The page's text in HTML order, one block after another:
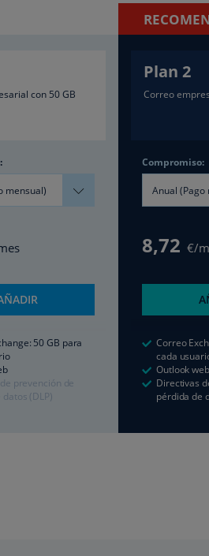
con 50 GB
mensual)
50 GB para
prevención de
(DLP)
Plan 2
Correo
Compromiso:
Anual (Pago
8,72 €/
Correo
cada
Outlook web
Directivas
pérdida de